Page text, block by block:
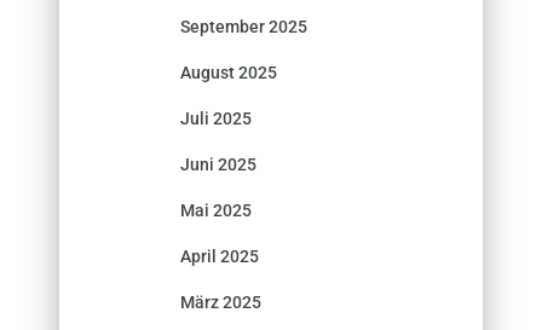
September 2025
August 2025
Juli 2025
Juni 2025
Mai 2025
April 2025
März 2025